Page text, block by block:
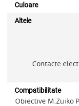
Culoare
Altele
Contacte
Compatibilitate
Obiective M.Zuiko